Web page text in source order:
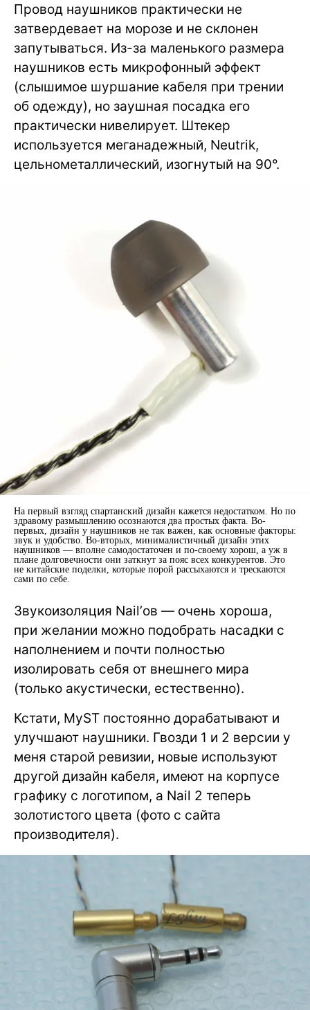
Провод наушников практически не
затвердевает на морозе и не склонен
запутываться. Из-за маленького размера
наушников есть микрофонный эффект
(слышимое шуршание кабеля при трении
об одежду), но заушная посадка его
практически нивелирует. Штекер
используется меганадежный, Neutrik,
цельнометаллический, изогнутый на 90°.
На первый взгляд спартанский дизайн кажется недостатком. Но по
здравому размышлению осознаются два простых факта. Во-
первых, дизайн у наушников не так важен, как основные факторы:
звук и удобство. Во-вторых, минималистичный дизайн этих
наушников — вполне самодостаточен и по-своему хорош, а уж в
плане долговечности они заткнут за пояс всех конкурентов. Это
не китайские поделки, которые порой рассыхаются и трескаются
сами по себе.
Звукоизоляция Nail’ов — очень хороша,
при желании можно подобрать насадки с
наполнением и почти полностью
изолировать себя от внешнего мира
(только акустически, естественно).
Кстати, MyST постоянно дорабатывают и
улучшают наушники. Гвозди 1 и 2 версии у
меня старой ревизии, новые используют
другой дизайн кабеля, имеют на корпусе
графику с логотипом, а Nail 2 теперь
золотистого цвета (фото с сайта
производителя).